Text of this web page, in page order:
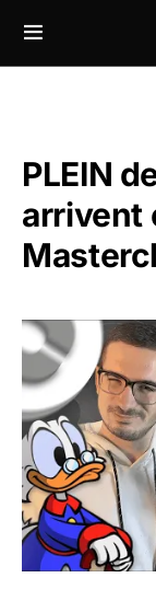
PLEIN
arrivent